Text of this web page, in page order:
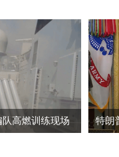
高燃训练现场